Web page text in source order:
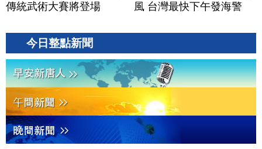
傳統武術大賽將登場
風 台灣最快下午發海警
今日整點新聞